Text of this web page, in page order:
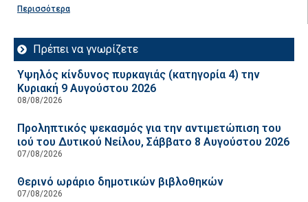
Περισσότερα
Πρέπει να γνωρίζετε
Υψηλός κίνδυνος πυρκαγιάς (κατηγορία 4) την
Κυριακή 9 Αυγούστου 2026
08/08/2026
Προληπτικός ψεκασμός για την αντιμετώπιση του
ιού του Δυτικού Νείλου, Σάββατο 8 Αυγούστου 2026
07/08/2026
Θερινό ωράριο δημοτικών βιβλοθηκών
07/08/2026